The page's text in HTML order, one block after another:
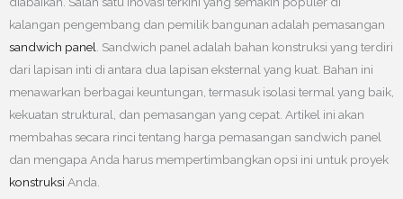
kalangan pengembang dan pemilik bangunan adalah pemasangan
sandwich panel. Sandwich panel adalah bahan konstruksi yang terdiri
dari lapisan inti di antara dua lapisan eksternal yang kuat. Bahan ini
menawarkan berbagai keuntungan, termasuk isolasi termal yang baik,
kekuatan struktural, dan pemasangan yang cepat. Artikel ini akan
membahas secara rinci tentang harga pemasangan sandwich panel
dan mengapa Anda harus mempertimbangkan opsi ini untuk proyek
konstruksi Anda.